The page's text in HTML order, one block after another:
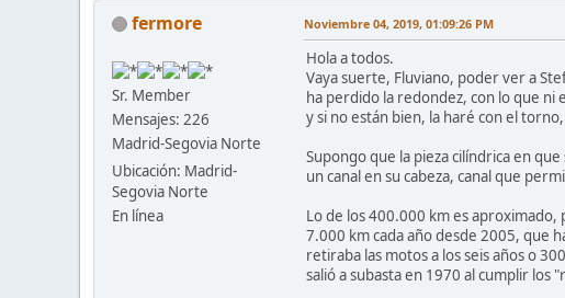
fermore
Sr. Member
Mensajes: 226
Madrid-Segovia Norte
Ubicación: Madrid-
Segovia Norte
En línea
Noviembre 04, 2019, 01:09:26 PM
Hola a todos.
Vaya suerte, Fluviano, poder ver a
ha perdido la redondez, con lo que
y si no están bien, la haré con el
Supongo que la pieza cilíndrica en
un canal en su cabeza, canal que
Lo de los 400.000 km es
7.000 km cada año desde 2005, que
retiraba las motos a los seis años o
salió a subasta en 1970 al cumplir los